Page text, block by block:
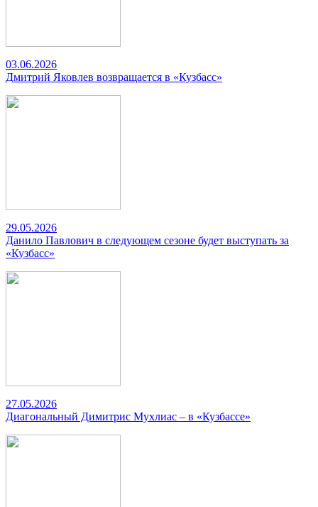
03.06.2026
Дмитрий Яковлев возвращается в «Кузбасс»
29.05.2026
Данило Павлович в следующем сезоне будет выступать за
«Кузбасс»
27.05.2026
Диагональный Димитрис Мухлиас – в «Кузбассе»